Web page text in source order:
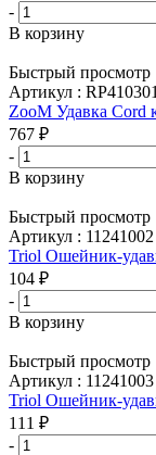
-
В корзину
Быстрый просмотр
Артикул : RP410301
ZooM Удавка Cord
767 ₽
-
В корзину
Быстрый просмотр
Артикул : 11241002
Triol Ошейник-
104 ₽
-
В корзину
Быстрый просмотр
Артикул : 11241003
Triol Ошейник-
111 ₽
-